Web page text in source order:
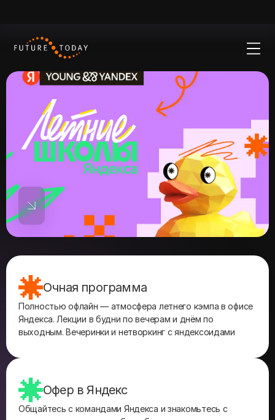
Очная программа
Полностью офлайн — атмосфера летнего кэмпа в офисе
Яндекса. Лекции в будни по вечерам и днём по
выходным. Вечеринки и нетворкинг с яндексоидами
Офер в Яндекс
Общайтесь с командами Яндекса и знакомьтесь с